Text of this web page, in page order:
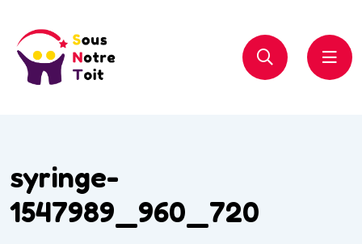
syringe-
1547989_960_720